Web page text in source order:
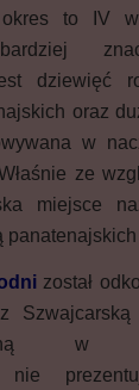
okres to IV
dziewięć
oraz
w
ze
miejsce
panatenajskich
został
Szwajcarską
w
nie